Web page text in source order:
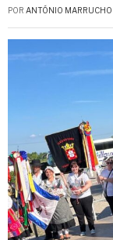
POR ANTÓNIO MARRUCHO